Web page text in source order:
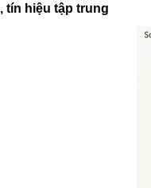
tín hiệu tập trung